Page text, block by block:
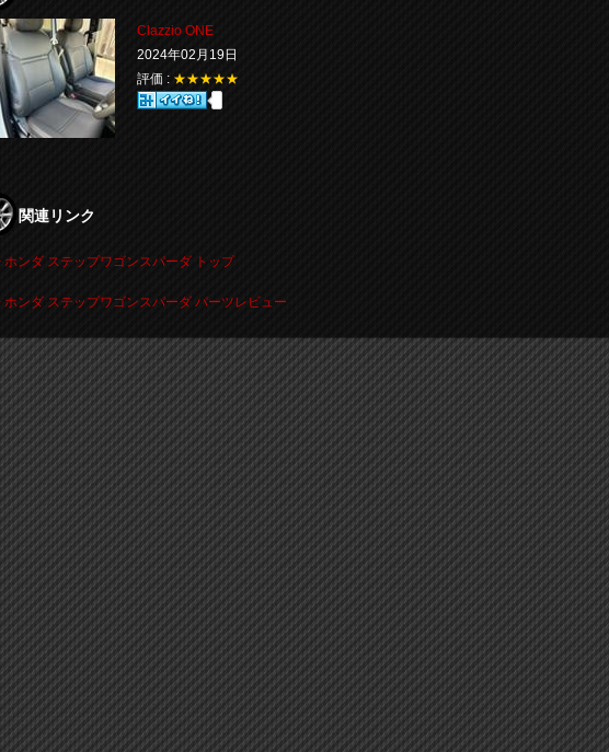
Clazzio ONE
2024年02月19日
評価 : ★★★★★
関連リンク
ホンダ ステップワゴンスパーダ トップ
ホンダ ステップワゴンスパーダ パーツレビュー